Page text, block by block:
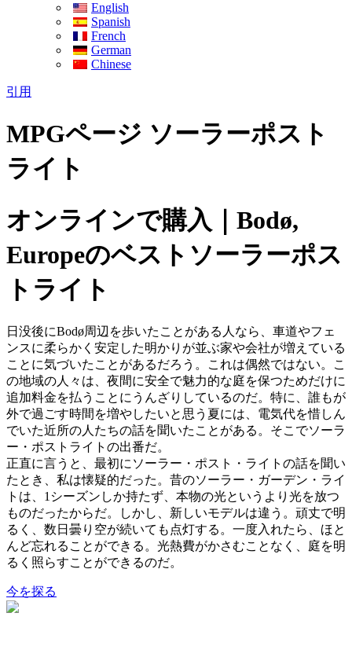
English
Spanish
French
German
Chinese
引用
MPGページ ソーラーポスト
ライト
オンラインで購入｜Bodø,
Europeのベストソーラーポス
トライト
日没後にBodø周辺を歩いたことがある人なら、車道やフェ
ンスに柔らかく安定した明かりが並ぶ家や会社が増えている
ことに気づいたことがあるだろう。これは偶然ではない。こ
の地域の人々は、夜間に安全で魅力的な庭を保つためだけに
追加料金を払うことにうんざりしているのだ。特に、誰もが
外で過ごす時間を増やしたいと思う夏には、電気代を惜しん
でいた近所の人たちの話を聞いたことがある。そこでソーラ
ー・ポストライトの出番だ。
正直に言うと、最初にソーラー・ポスト・ライトの話を聞い
たとき、私は懐疑的だった。昔のソーラー・ガーデン・ライ
トは、1シーズンしか持たず、本物の光というより光を放つ
ものだったからだ。しかし、新しいモデルは違う。頑丈で明
るく、数日曇り空が続いても点灯する。一度入れたら、ほと
んど忘れることができる。光熱費がかさむことなく、庭を明
るく照らすことができるのだ。
今を探る